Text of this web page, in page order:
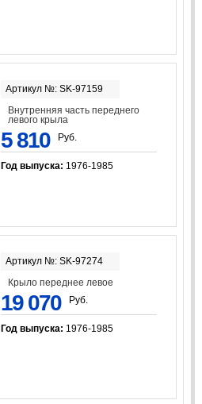
Артикул №: SK-97159
Внутренняя часть переднего
левого крыла
5 810 Руб.
Год выпуска: 1976-1985
Артикул №: SK-97274
Крыло переднее левое
19 070 Руб.
Год выпуска: 1976-1985